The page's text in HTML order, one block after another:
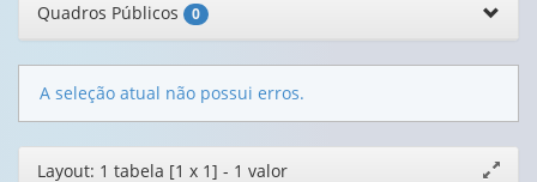
Quadros Públicos 0
A seleção atual não possui erros.
Editor
Layout: 1 tabela [1 x 1] - 1 valor